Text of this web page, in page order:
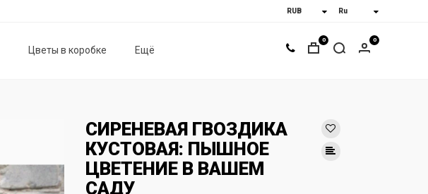
Цветы в коробке Ещё
0 0
СИРЕНЕВАЯ ГВОЗДИКА
КУСТОВАЯ: ПЫШНОЕ
ЦВЕТЕНИЕ В ВАШЕМ
САДУ